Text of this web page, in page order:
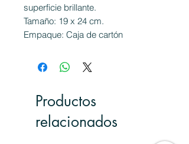
superficie brillante.
Tamaño: 19 x 24 cm.
Empaque: Caja de cartón
Productos
relacionados